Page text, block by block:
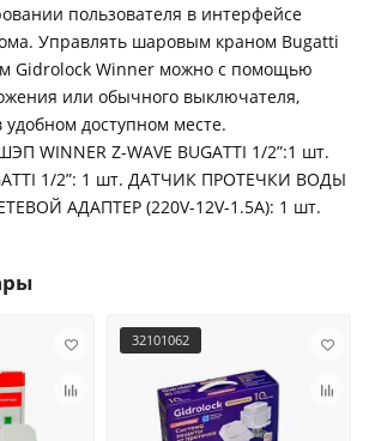
пользователя в интерфейсе
Управлять шаровым краном Bugatti
Gidrolock Winner можно с помощью
или обычного выключателя,
доступном месте.
WINNER Z-WAVE BUGATTI 1/2”:1 шт.
1/2”: 1 шт. ДАТЧИК ПРОТЕЧКИ ВОДЫ
АДАПТЕР (220V-12V-1.5A): 1 шт.
32101062